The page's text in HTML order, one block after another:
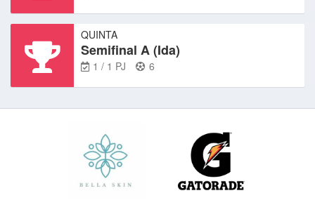
QUINTA
Semifinal A (Ida)
1 / 1 PJ 6